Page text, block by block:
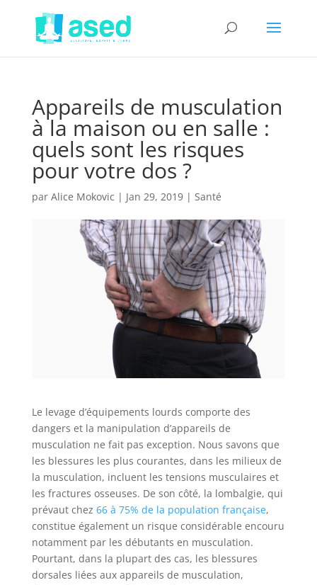
Appareils de musculation
à la maison ou en salle :
quels sont les risques
pour votre dos ?
par Alice Mokovic | Jan 29, 2019| Santé
Le levage d’équipements lourds comporte des
dangers et la manipulation d’appareils de
musculation ne fait pas exception. Nous savons que
les blessures les plus courantes, dans les milieux de
la musculation, incluent les tensions musculaires et
les fractures osseuses. De son côté, la lombalgie, qui
prévaut chez 66 à 75% de la population française,
constitue également un risque considérable encouru
notamment par les débutants en musculation.
Pourtant, dans la plupart des cas, les blessures
dorsales liées aux appareils de musculation,